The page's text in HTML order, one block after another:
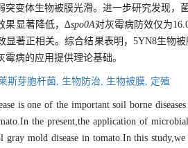
突变体生物被膜光滑。进一步研究发现
果显著降低，∆spo0A对灰霉病防效仅为
显著正相关。综合结果表明，5YN8生物
病的应用提供理论基础。
斯芽胞杆菌, 生物防治, 生物被膜, 定殖
is one of the important soil borne
the present,the application of
mold disease in tomato.In this